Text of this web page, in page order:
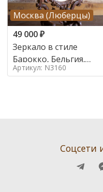
Москва (Люберцы)
49 000₽
Зеркало в стиле
Барокко, Бельгия,
Начало 20 века
Артикул: N3160
Соцсети